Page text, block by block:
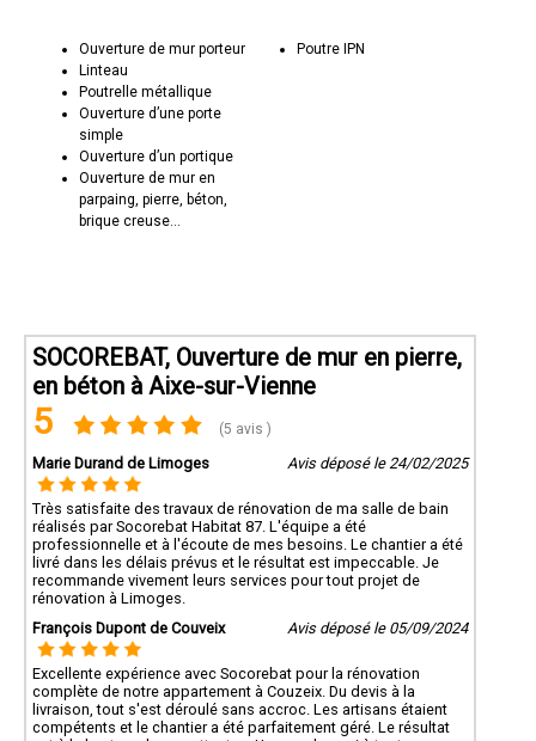
Ouverture de mur porteur
Linteau
Poutrelle métallique
Ouverture d’une porte
simple
Ouverture d’un portique
Ouverture de mur en
parpaing, pierre, béton,
brique creuse...
Poutre IPN
SOCOREBAT, Ouverture de mur en pierre,
en béton à Aixe-sur-Vienne
5 (5 avis )
Marie Durand de Limoges Avis déposé le 24/02/2025
Très satisfaite des travaux de rénovation de ma salle de bain
réalisés par Socorebat Habitat 87. L'équipe a été
professionnelle et à l'écoute de mes besoins. Le chantier a été
livré dans les délais prévus et le résultat est impeccable. Je
recommande vivement leurs services pour tout projet de
rénovation à Limoges.
François Dupont de Couveix
Avis déposé le 05/09/2024
Excellente expérience avec Socorebat pour la rénovation
complète de notre appartement à Couzeix. Du devis à la
livraison, tout s'est déroulé sans accroc. Les artisans étaient
compétents et le chantier a été parfaitement géré. Le résultat